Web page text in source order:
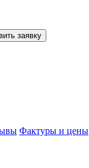
заявку
Фактуры и цены